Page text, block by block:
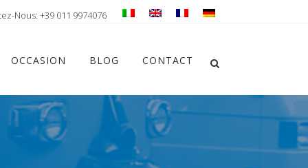
Nous: +39 011 9974076
OCCASION BLOG CONTACT